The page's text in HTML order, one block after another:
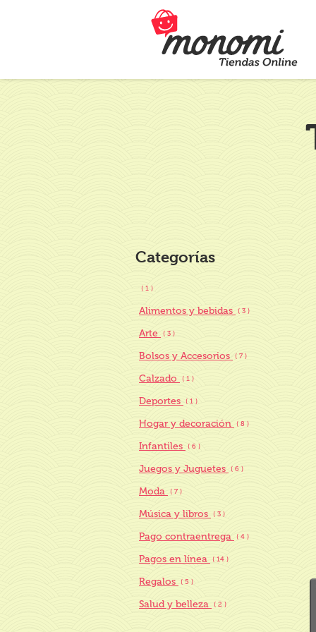
Categorías
( 1 )
Alimentos y bebidas ( 3 )
Arte ( 3 )
Bolsos y Accesorios ( 7 )
Calzado ( 1 )
Deportes ( 1 )
Hogar y decoración ( 8 )
Infantiles ( 6 )
Juegos y Juguetes ( 6 )
Moda ( 7 )
Música y libros ( 3 )
Pago contraentrega ( 4 )
Pagos en línea ( 14 )
Regalos ( 5 )
Salud y belleza ( 2 )